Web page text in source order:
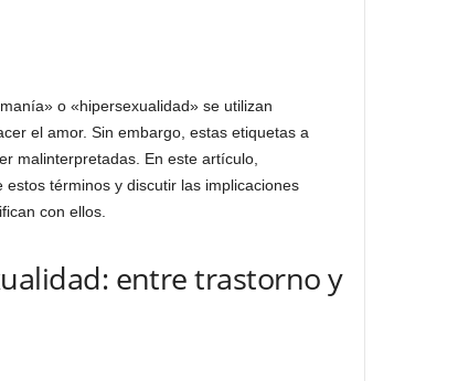
o «hipersexualidad» se utilizan
el amor. Sin embargo, estas etiquetas a
malinterpretadas. En este artículo,
términos y discutir las implicaciones
con ellos.
entre trastorno y